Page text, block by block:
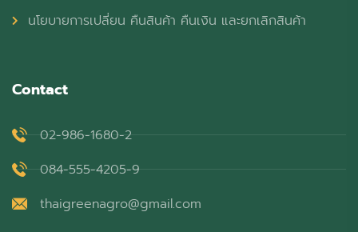
นโยบายการเปลี่ยน คืนสินค้า คืนเงิน และยกเลิกสินค้า
Contact
02-986-1680-2
084-555-4205-9
thaigreenagro@gmail.com